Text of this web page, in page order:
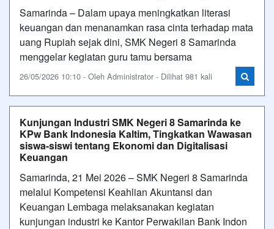
Samarinda – Dalam upaya meningkatkan literasi
keuangan dan menanamkan rasa cinta terhadap mata
uang Rupiah sejak dini, SMK Negeri 8 Samarinda
menggelar kegiatan guru tamu bersama
26/05/2026 10:10 - Oleh Administrator - Dilihat 981 kali
Kunjungan Industri SMK Negeri 8 Samarinda ke
KPw Bank Indonesia Kaltim, Tingkatkan Wawasan
siswa-siswi tentang Ekonomi dan Digitalisasi
Keuangan
Samarinda, 21 Mei 2026 – SMK Negeri 8 Samarinda
melalui Kompetensi Keahlian Akuntansi dan
Keuangan Lembaga melaksanakan kegiatan
kunjungan industri ke Kantor Perwakilan Bank Indon